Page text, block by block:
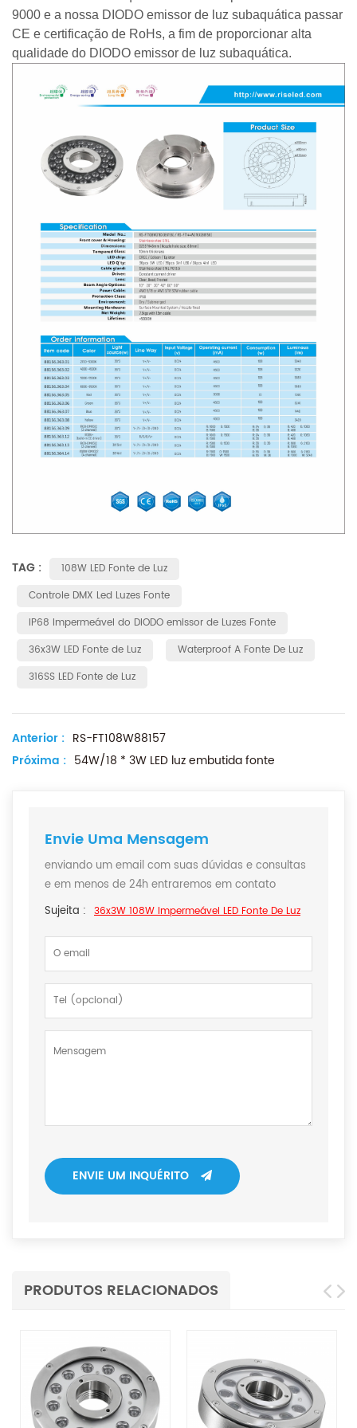
9000 e a nossa DIODO emissor de luz subaquática passar
CE e certificação de RoHs, a fim de proporcionar alta
qualidade do DIODO emissor de luz subaquática.
TAG :
108W LED Fonte de Luz
Controle DMX Led Luzes Fonte
IP68 Impermeável do DIODO emissor de Luzes Fonte
36x3W LED Fonte de Luz
Waterproof A Fonte De Luz
316SS LED Fonte de Luz
Anterior : RS-FT108W88157
Próxima : 54W/18 * 3W LED luz embutida fonte
Envie Uma Mensagem
enviando um email com suas dúvidas e consultas
e em menos de 24h entraremos em contato
Sujeita : 36x3W 108W Impermeável LED Fonte De Luz
ENVIE UM INQUÉRITO
PRODUTOS RELACIONADOS